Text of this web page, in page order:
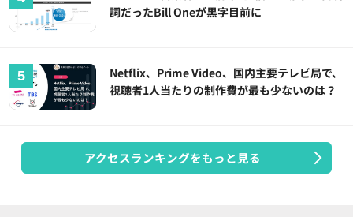
詞だったBill Oneが黒字目前に
Netflix、Prime Video、国内主要テレビ局で、
視聴者1人当たりの制作費が最も少ないのは？
アクセスランキングをもっと見る